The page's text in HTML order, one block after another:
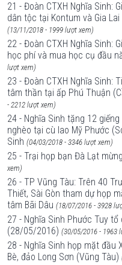
21 - Đoàn CTXH Nghĩa Sinh:
dân tộc tại Kontum và Gia
(13/11/2018 - 1999 lượt xem)
22 - Đoàn CTXH Nghĩa Sinh:
học phí và mua học cụ đầu
lượt xem)
23 - Đoàn CTXH Nghĩa Sinh:
tâm thần tại ấp Phú Thuận
- 2212 lượt xem)
24 - Nghĩa Sinh tặng 12
nghèo tại cù lao Mỹ Phước
Sinh (04/03/2018 - 3346 lượt xem)
25 - Trại họp bạn Đà Lạt
xem)
26 - TP Vũng Tàu: Trên 40
Thiết, Sài Gòn tham dự họp
tâm Bãi Dâu (18/07/2016 - 3928
27 - Nghĩa Sinh Phước Tuy
(28/05/2016) (30/05/2016 - 1963
28 - Nghĩa Sinh họp mặt đầu
Bè, đảo Long Sơn (Vũng Tàu)